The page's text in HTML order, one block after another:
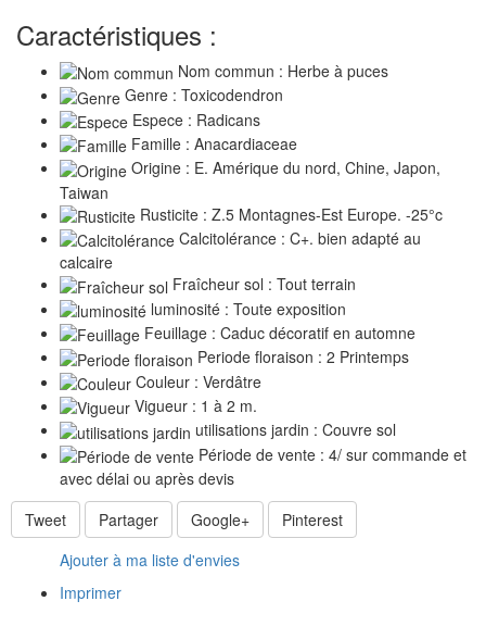
Caractéristiques :
Nom commun : Herbe à puces
Genre : Toxicodendron
Espece : Radicans
Famille : Anacardiaceae
Origine : E. Amérique du nord, Chine, Japon,
Taiwan
Rusticite : Z.5 Montagnes-Est Europe. -25°c
Calcitolérance : C+. bien adapté au
calcaire
Fraîcheur sol : Tout terrain
luminosité : Toute exposition
Feuillage : Caduc décoratif en automne
Periode floraison : 2 Printemps
Couleur : Verdâtre
Vigueur : 1 à 2 m.
utilisations jardin : Couvre sol
Période de vente : 4/ sur commande et
avec délai ou après devis
Tweet
Partager Google+
Pinterest
Ajouter à ma liste d'envies
Imprimer